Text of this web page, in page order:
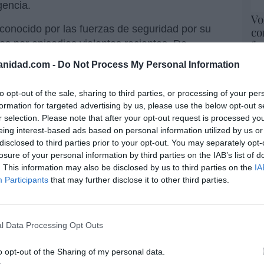
- Do Not Process My Personal Information
opt-out of the sale, sharing to third parties, or processing of your
for targeted advertising by us, please use the below opt-out
selection. Please note that after your opt-out request is processed
interest-based ads based on personal information utilized by us
to third parties prior to your opt-out. You may separately
of your personal information by third parties on the IAB’s list of
This information may also be disclosed by us to third parties on the
Participants that may further disclose it to other third parties.
Data Processing Opt Outs
opt-out of the Sharing of my personal data.
por las fuerzas de seguridad por su
por episodios violentos recientes. De
antes había protagonizado otra
pública.
fue puesto a disposición judicial ese
en libertad provisional con cargos, a
una muestra del mundo al revés: un
mientras sus dueños estaban parados
ciudadanos le persiguen, cuando sale
libertad y la Policía busca a los vecinos que
ladrón.
Marlaska... ¿segura para los